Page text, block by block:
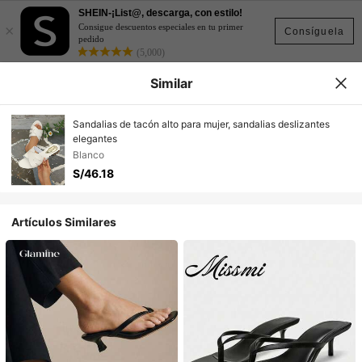
Consíguela
×
SHEIN-¡List@, descarga, con estilo!
Consigue descuentos especiales en tu primer
pedido
(5,000)
Similar
Sandalias de tacón alto para mujer, sandalias deslizantes
elegantes
Blanco
S/46.18
Artículos Similares